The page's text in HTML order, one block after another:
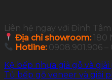
Liên hệ ngay với Đỉnh
Địa chỉ showroom:180
Hotline: 0908.901.906
Kệ bếp nhựa giả gỗ và
Tủ bếp gỗ veneer và giải